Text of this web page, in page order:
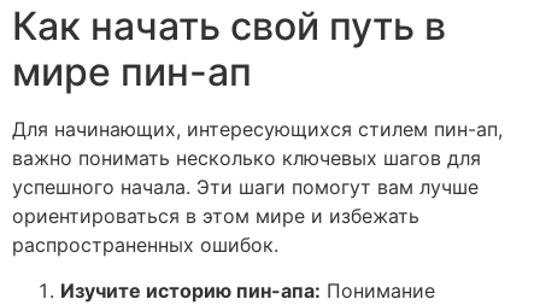
Как начать свой путь в
мире пин-ап
Для начинающих, интересующихся стилем пин-ап,
важно понимать несколько ключевых шагов для
успешного начала. Эти шаги помогут вам лучше
ориентироваться в этом мире и избежать
распространенных ошибок.
Изучите историю пин-апа: Понимание